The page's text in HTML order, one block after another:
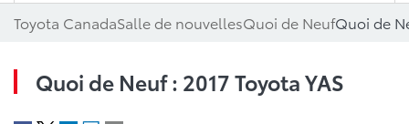
Toyota CanadaSalle de nouvellesQuoi de NeufQuoi de
Quoi de Neuf : 2017 Toyota YAS